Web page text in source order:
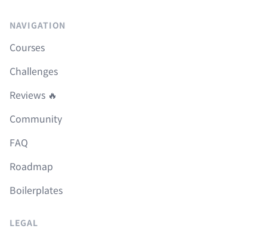
NAVIGATION
Courses
Challenges
Reviews 🔥
Community
FAQ
Roadmap
Boilerplates
LEGAL